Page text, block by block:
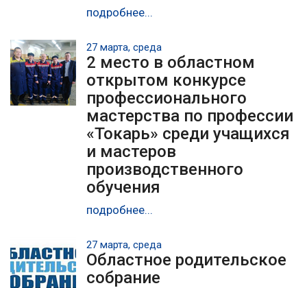
подробнее...
27 марта, среда
2 место в областном
открытом конкурсе
профессионального
мастерства по профессии
«Токарь» среди учащихся
и мастеров
производственного
обучения
подробнее...
27 марта, среда
Областное родительское
собрание